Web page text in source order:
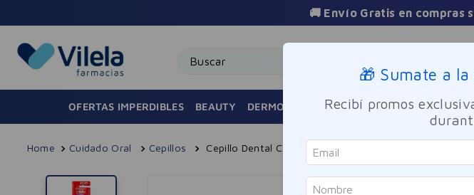
🚚 Envío Gratis en compras
OFERTAS IMPERDIBLES BEAUTY DERMOCOSMÉTICA FRAGANCIAS
Cuidado Oral Cepillos Cepillo Dental Colgate Kids Extra Suave 2u
🎁 Sumate a
Recibí promos